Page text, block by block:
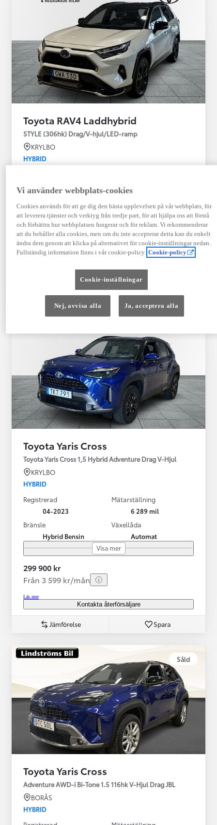
Toyota RAV4 Laddhybrid
STYLE (306hk) Drag/V-hjul/LED-ramp
KRYLBO
HYBRID
09-2023
Hybrid Bensin
Automat
Visa mer
409 900 kr
Från 4 920 kr/mån
Kontakta återförsäljare
Toyota Yaris Cross
Toyota Yaris Cross 1,5 Hybrid Adventure Drag V-Hjul
KRYLBO
HYBRID
Registrerad
04-2023
Mätarställning
6 289 mil
Bränsle
Hybrid Bensin
Växellåda
Automat
Visa mer
299 900 kr
Från 3 599 kr/mån
Läs mer
Kontakta återförsäljare
Jämförelse Spara
Såld
Toyota Yaris Cross
Adventure AWD-i Bi-Tone 1.5 116hk V-Hjul Drag JBL
BORÅS
HYBRID
Vi använder webbplats-cookies
Cookies används för att ge dig den bästa upplevelsen på vår webbplats, för
att leverera tjänster och verktyg från tredje part, för att hjälpa oss att förstå
och förbättra hur webbplatsen fungerar och för reklam. Vi rekommenderar
att du behåller alla cookies, men om du inte accepterar detta kan du enkelt
ändra dem genom att klicka på alternativet för cookie-inställningar nedan.
Fullständig information finns i vår cookie-policy. Cookie-policy
Cookie-inställningar
Nej, avvisa alla Ja, acceptera alla